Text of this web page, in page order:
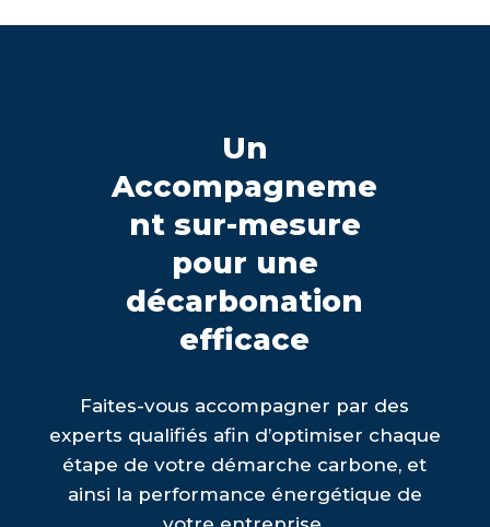
Un
Accompagneme
nt sur-mesure
pour une
décarbonation
efficace
Faites-vous accompagner par des
experts qualifiés afin d’optimiser chaque
étape de votre démarche carbone, et
ainsi la performance énergétique de